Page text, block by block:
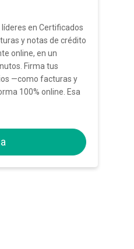
en Certificados
y notas de crédito
online, en un
Firma tus
—como facturas y
100% online. Esa